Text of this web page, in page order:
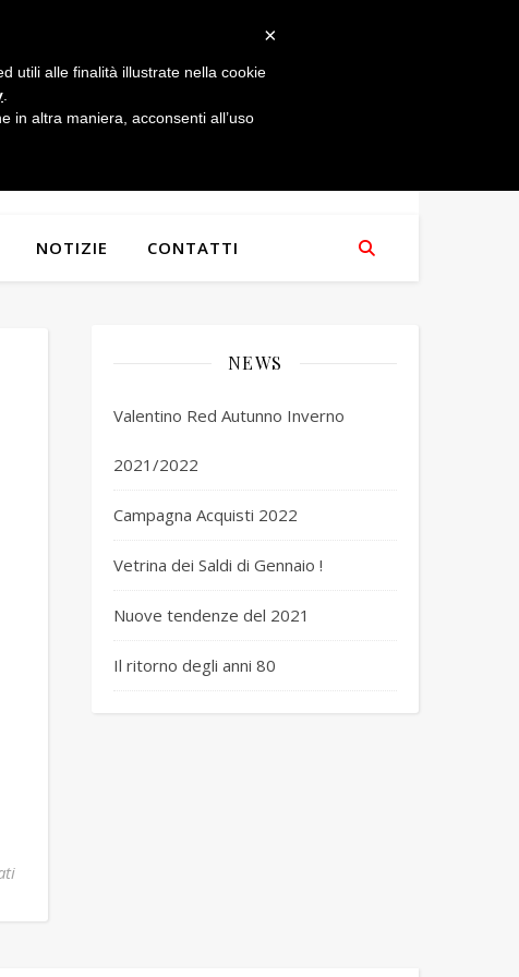
NOTIZIE CONTATTI
su basket n 5
NEWS
Valentino Red Autunno Inverno
2021/2022
Campagna Acquisti 2022
Vetrina dei Saldi di Gennaio !
Nuove tendenze del 2021
Il ritorno degli anni 80
×
utili alle finalità illustrate nella cookie
in altra maniera, acconsenti all’uso